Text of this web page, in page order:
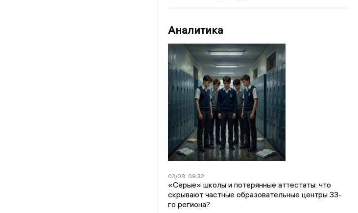
Аналитика
03/08 09:32
«Серые» школы и потерянные аттестаты: что
скрывают частные образовательные центры 33-
го региона?